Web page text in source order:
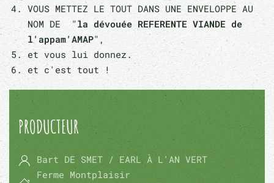
VOUS METTEZ LE TOUT DANS UNE ENVELOPPE AU
NOM DE "la dévouée REFERENTE VIANDE de
l'appam'AMAP",
et vous lui donnez.
et c'est tout !
PRODUCTEUR
Bart DE SMET / EARL À L'AN VERT
Ferme Montplaisir